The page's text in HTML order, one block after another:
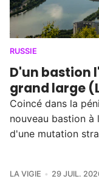
RUSSIE
D'un bastion
grand large
Coincé dans la
nouveau bastion à
d'une mutation
LA VIGIE 29 JUIL.